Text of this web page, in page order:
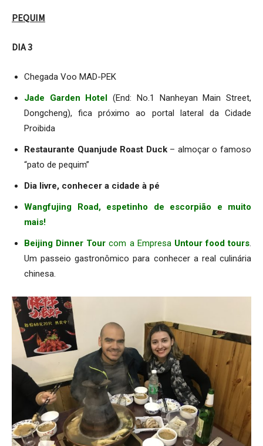
PEQUIM
DIA 3
Chegada Voo MAD-PEK
Jade Garden Hotel
(End: No.1 Nanheyan Main Street,
Dongcheng), fica próximo ao portal lateral da Cidade
Proibida
Restaurante Quanjude Roast Duck – almoçar o famoso
“pato de pequim”
Dia livre, conhecer a cidade à pé
Wangfujing Road, espetinho de escorpião e muito
mais!
Beijing Dinner Tour com a Empresa Untour food tours.
Um passeio gastronômico para conhecer a real culinária
chinesa.